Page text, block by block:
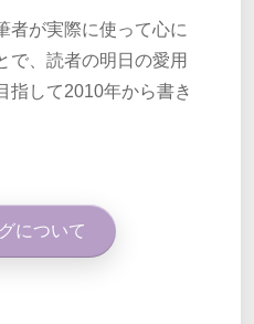
者が実際に使って心に
で、読者の明日の愛用
指して2010年から書き
について